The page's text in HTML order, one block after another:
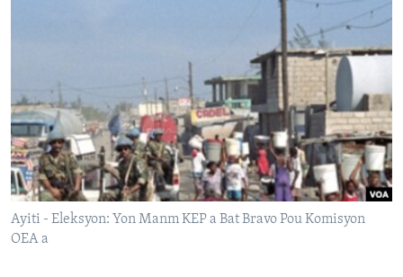
SUIV NOU
Languages
Ayiti - Eleksyon: Yon Manm KEP a Bat Bravo Pou Komisyon
OEA a